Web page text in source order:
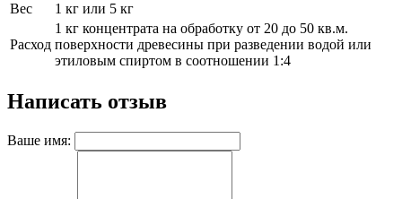
Вес
1 кг или 5 кг
Расход
1 кг концентрата на обработку от 20 до 50 кв.м.
поверхности древесины при разведении водой или
этиловым спиртом в соотношении 1:4
Написать отзыв
Ваше имя: